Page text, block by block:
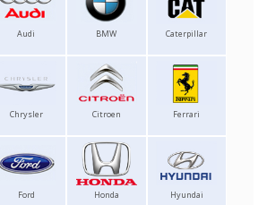
Audi BMW Caterpillar
Chrysler Citroen Ferrari
Ford Honda Hyundai